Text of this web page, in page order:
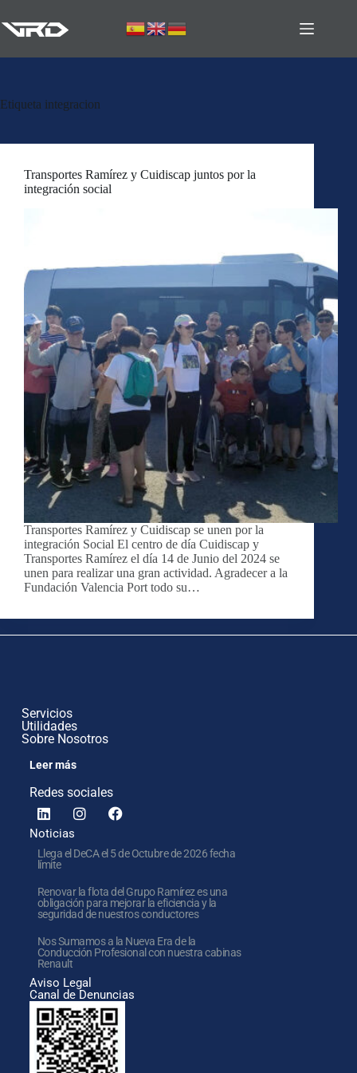
Etiqueta integracion
Transportes Ramírez y Cuidiscap juntos por la
integración social
Transportes Ramírez y Cuidiscap se unen por la
integración Social El centro de día Cuidiscap y
Transportes Ramírez el día 14 de Junio del 2024 se
unen para realizar una gran actividad. Agradecer a la
Fundación Valencia Port todo su…
Servicios
Utilidades
Sobre Nosotros
Leer más
Redes sociales
Noticias
Llega el DeCA el 5 de Octubre de 2026 fecha
límite
Renovar la flota del Grupo Ramírez es una
obligación para mejorar la eficiencia y la
seguridad de nuestros conductores
Nos Sumamos a la Nueva Era de la
Conducción Profesional con nuestra cabinas
Renault
Aviso Legal
Canal de Denuncias